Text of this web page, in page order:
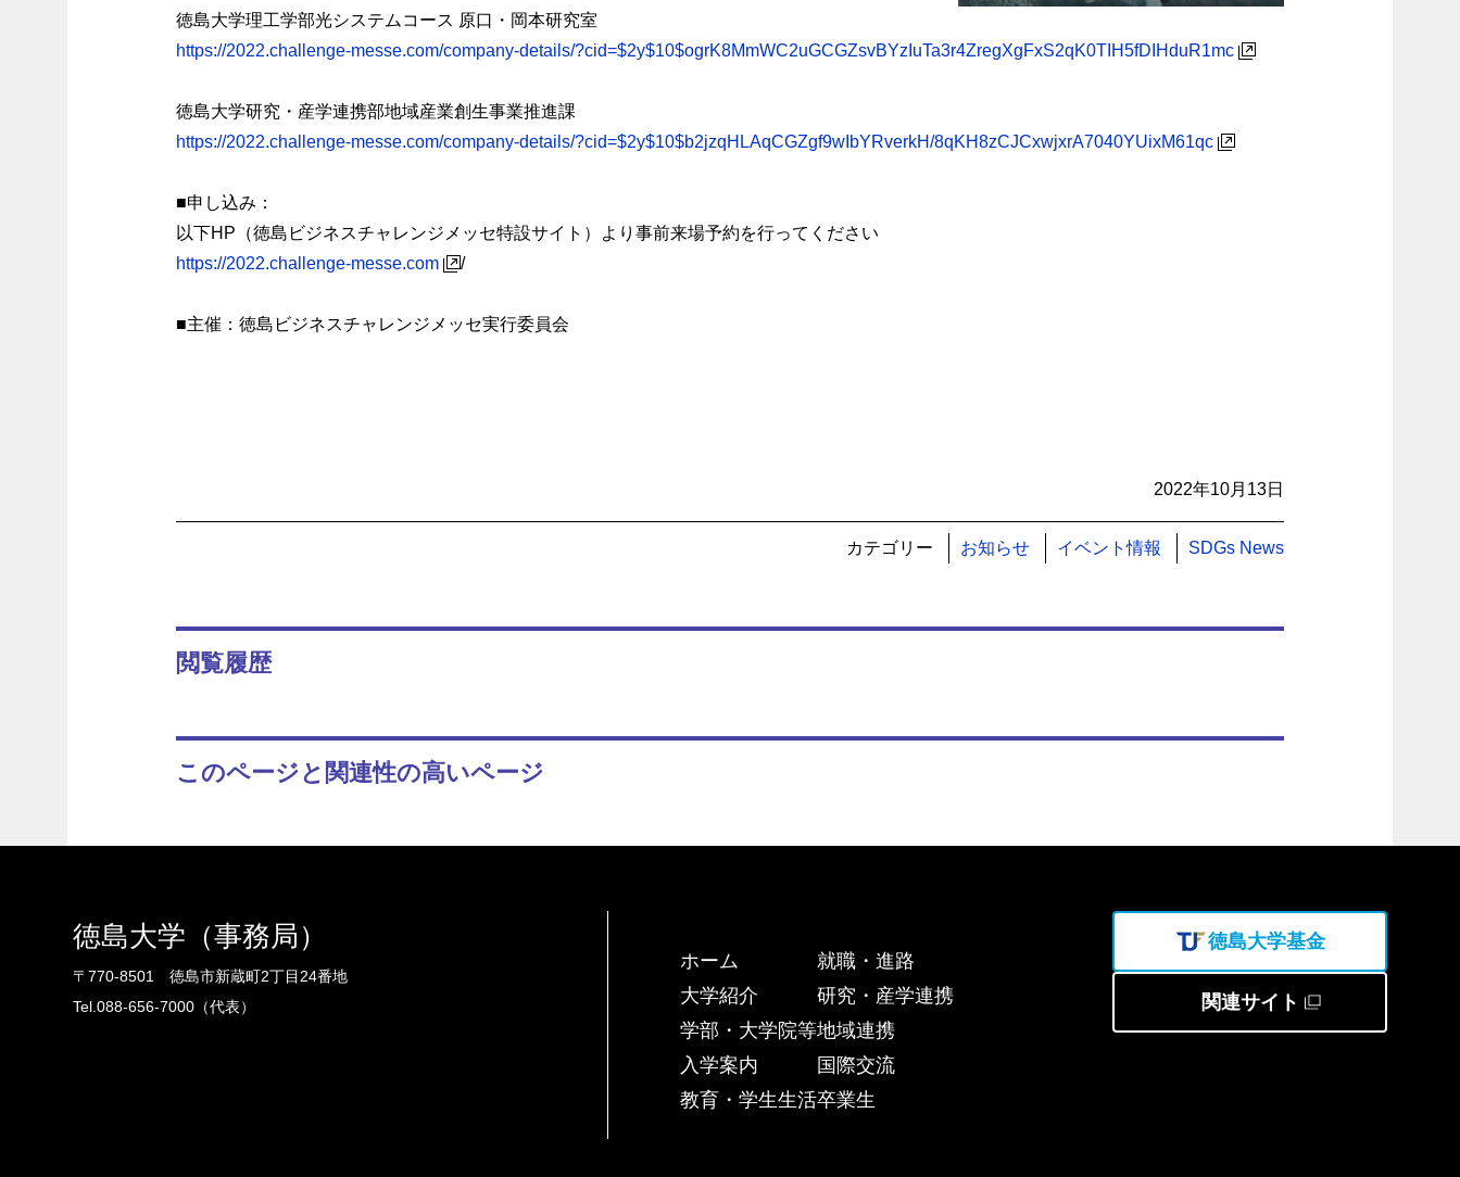
徳島大学理工学部光システムコース 原口・岡本研究室
https://2022.challenge-messe.com/company-details/?cid=$2y$10$ogrK8MmWC2uGCGZsvBYzIuTa3r4ZregXgFxS2qK0TIH5fDIHduR1mc
徳島大学研究・産学連携部地域産業創生事業推進課
https://2022.challenge-messe.com/company-details/?cid=$2y$10$b2jzqHLAqCGZgf9wIbYRverkH/8qKH8zCJCxwjxrA7040YUixM61qc
■申し込み：
以下HP（徳島ビジネスチャレンジメッセ特設サイト）より事前来場予約を行ってください
https://2022.challenge-messe.com
/
■主催：徳島ビジネスチャレンジメッセ実行委員会
2022年10月13日
カテゴリー お知らせ イベント情報 SDGs News
閲覧履歴
このページと関連性の高いページ
徳島大学（事務局）
〒770-8501 徳島市新蔵町2丁目24番地
Tel.088-656-7000（代表）
ホーム
大学紹介
学部・大学院等
入学案内
教育・学生生活
就職・進路
研究・産学連携
地域連携
国際交流
卒業生
徳島大学基金
関連サイト